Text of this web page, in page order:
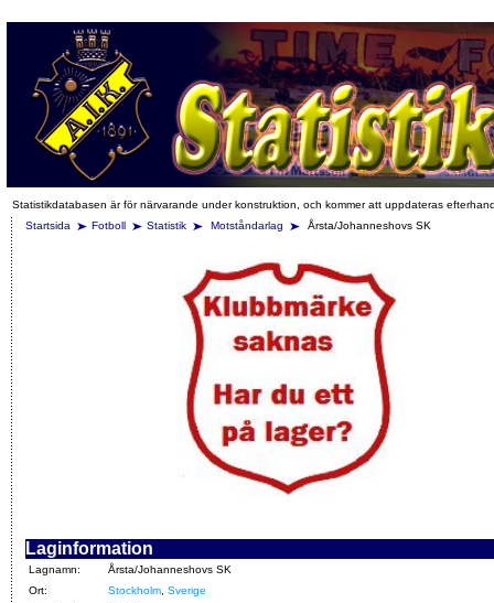
Statistikdatabasen är för närvarande under konstruktion, och kommer att uppdateras
Startsida
Fotboll Statistik Motståndarlag Årsta/Johanneshovs SK
Laginformation
Lagnamn:
Årsta/Johanneshovs SK
Ort:
Stockholm Sverige